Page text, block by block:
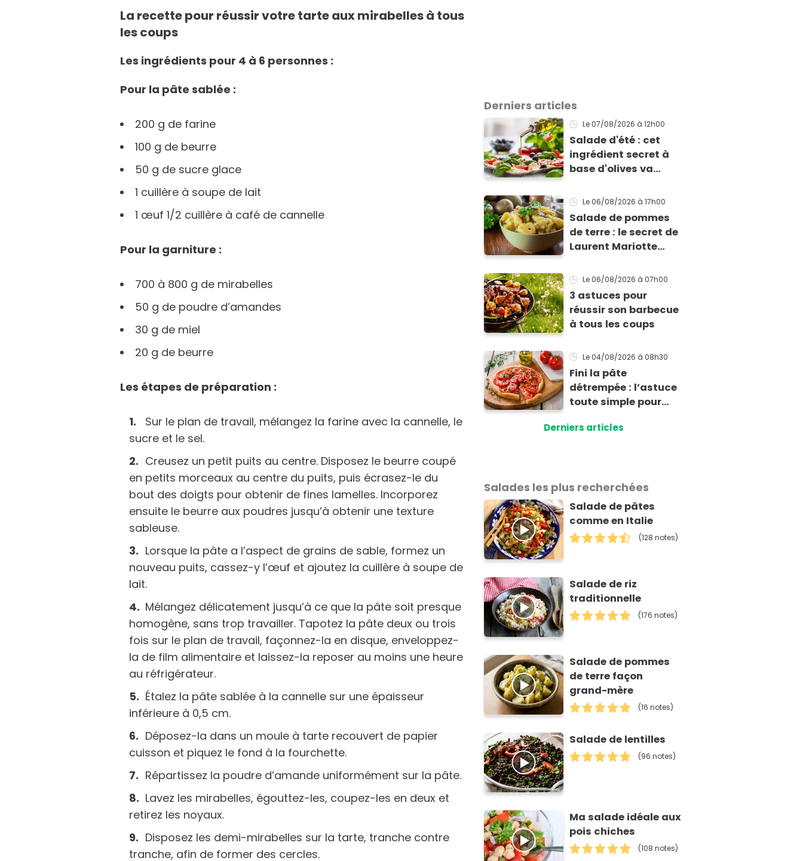
La recette pour réussir votre tarte aux mirabelles à tous
les coups
Les ingrédients pour 4 à 6 personnes :
Pour la pâte sablée :
200 g de farine
100 g de beurre
50 g de sucre glace
1 cuillère à soupe de lait
1 œuf 1/2 cuillère à café de cannelle
Pour la garniture :
700 à 800 g de mirabelles
50 g de poudre d’amandes
30 g de miel
20 g de beurre
Les étapes de préparation :
Sur le plan de travail, mélangez la farine avec la cannelle, le
sucre et le sel.
Creusez un petit puits au centre. Disposez le beurre coupé
en petits morceaux au centre du puits, puis écrasez-le du
bout des doigts pour obtenir de fines lamelles. Incorporez
ensuite le beurre aux poudres jusqu’à obtenir une texture
sableuse.
Lorsque la pâte a l’aspect de grains de sable, formez un
nouveau puits, cassez-y l’œuf et ajoutez la cuillère à soupe de
lait.
Mélangez délicatement jusqu’à ce que la pâte soit presque
homogène, sans trop travailler. Tapotez la pâte deux ou trois
fois sur le plan de travail, façonnez-la en disque, enveloppez-
la de film alimentaire et laissez-la reposer au moins une heure
au réfrigérateur.
Étalez la pâte sablée à la cannelle sur une épaisseur
inférieure à 0,5 cm.
Déposez-la dans un moule à tarte recouvert de papier
cuisson et piquez le fond à la fourchette.
Répartissez la poudre d’amande uniformément sur la pâte.
Lavez les mirabelles, égouttez-les, coupez-les en deux et
retirez les noyaux.
Disposez les demi-mirabelles sur la tarte, tranche contre
tranche, afin de former des cercles.
Derniers articles
Le 07/08/2026 à 12h00
Salade d'été : cet
ingrédient secret à
base d'olives va
mozza inoubliables
Le 06/08/2026 à 17h00
Salade de pommes
de terre : le secret de
Laurent Mariotte
inimitable
Le 06/08/2026 à 07h00
3 astuces pour
réussir son barbecue
à tous les coups
Le 04/08/2026 à 08h30
Fini la pâte
détrempée : l’astuce
toute simple pour
tomate parfaitement
Derniers articles
Salades les plus recherchées
Salade de pâtes
comme en Italie
(128 notes)
Salade de riz
traditionnelle
(176 notes)
Salade de pommes
de terre façon
grand-mère
(16 notes)
Salade de lentilles
(96 notes)
Ma salade idéale aux
pois chiches
(108 notes)